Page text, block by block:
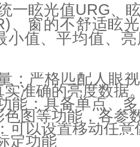
一眩光值URG、
、窗的不舒适眩光
小值、平均值、
：严格匹配人眼
准确的亮度数据
能：具备单点、
图等功能，各参
可以设置移动任
定功能